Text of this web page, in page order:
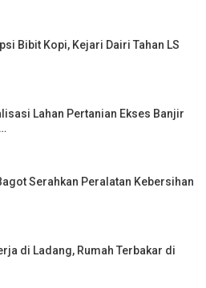
Bibit Kopi, Kejari Dairi Tahan LS
Lahan Pertanian Ekses Banjir
Serahkan Peralatan Kebersihan
di Ladang, Rumah Terbakar di